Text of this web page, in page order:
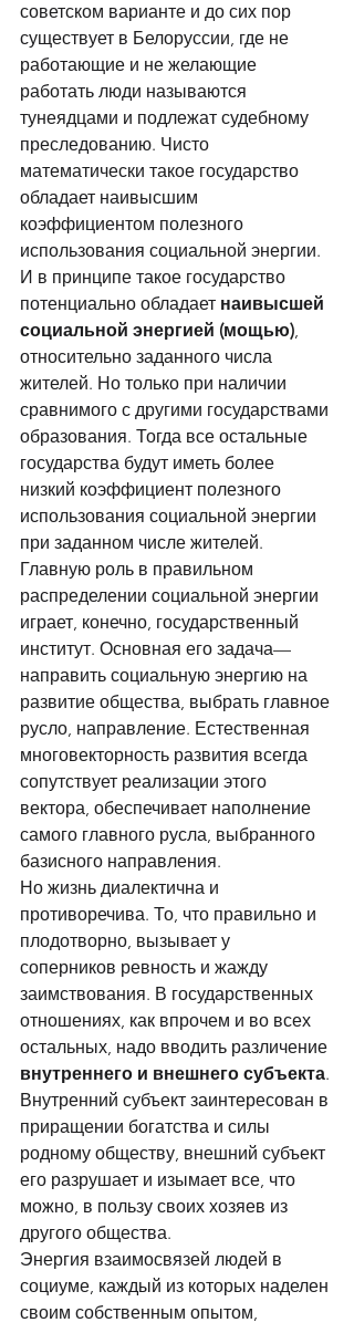
советском варианте и до сих пор
существует в Белоруссии, где не
работающие и не желающие
работать люди называются
тунеядцами и подлежат судебному
преследованию. Чисто
математически такое государство
обладает наивысшим
коэффициентом полезного
использования социальной энергии.
И в принципе такое государство
потенциально обладает наивысшей
социальной энергией (мощью),
относительно заданного числа
жителей. Но только при наличии
сравнимого с другими государствами
образования. Тогда все остальные
государства будут иметь более
низкий коэффициент полезного
использования социальной энергии
при заданном числе жителей.
Главную роль в правильном
распределении социальной энергии
играет, конечно, государственный
институт. Основная его задача—
направить социальную энергию на
развитие общества, выбрать главное
русло, направление. Естественная
многовекторность развития всегда
сопутствует реализации этого
вектора, обеспечивает наполнение
самого главного русла, выбранного
базисного направления.
Но жизнь диалектична и
противоречива. То, что правильно и
плодотворно, вызывает у
соперников ревность и жажду
заимствования. В государственных
отношениях, как впрочем и во всех
остальных, надо вводить различение
внутреннего и внешнего субъекта.
Внутренний субъект заинтересован в
приращении богатства и силы
родному обществу, внешний субъект
его разрушает и изымает все, что
можно, в пользу своих хозяев из
другого общества.
Энергия взаимосвязей людей в
социуме, каждый из которых наделен
своим собственным опытом,